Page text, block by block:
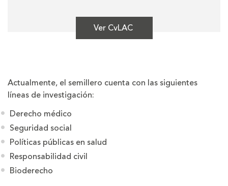
Ver CvLAC
Actualmente, el semillero cuenta con las siguientes
líneas de investigación:
Derecho médico
Seguridad social
Políticas públicas en salud
Responsabilidad civil
Bioderecho